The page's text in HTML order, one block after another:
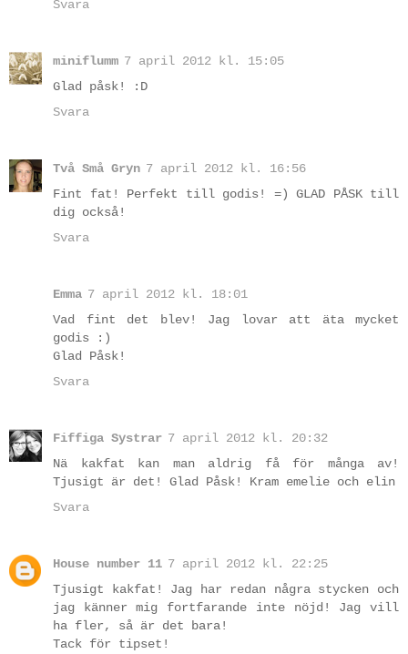
Svara
miniflumm 7 april 2012 kl. 15:05
Glad påsk! :D
Svara
Två Små Gryn 7 april 2012 kl. 16:56
Fint fat! Perfekt till godis! =) GLAD PÅSK till
dig också!
Svara
Emma 7 april 2012 kl. 18:01
Vad fint det blev! Jag lovar att äta mycket
godis :)
Glad Påsk!
Svara
Fiffiga Systrar 7 april 2012 kl. 20:32
Nä kakfat kan man aldrig få för många av!
Tjusigt är det! Glad Påsk! Kram emelie och elin
Svara
House number 11 7 april 2012 kl. 22:25
Tjusigt kakfat! Jag har redan några stycken och
jag känner mig fortfarande inte nöjd! Jag vill
ha fler, så är det bara!
Tack för tipset!